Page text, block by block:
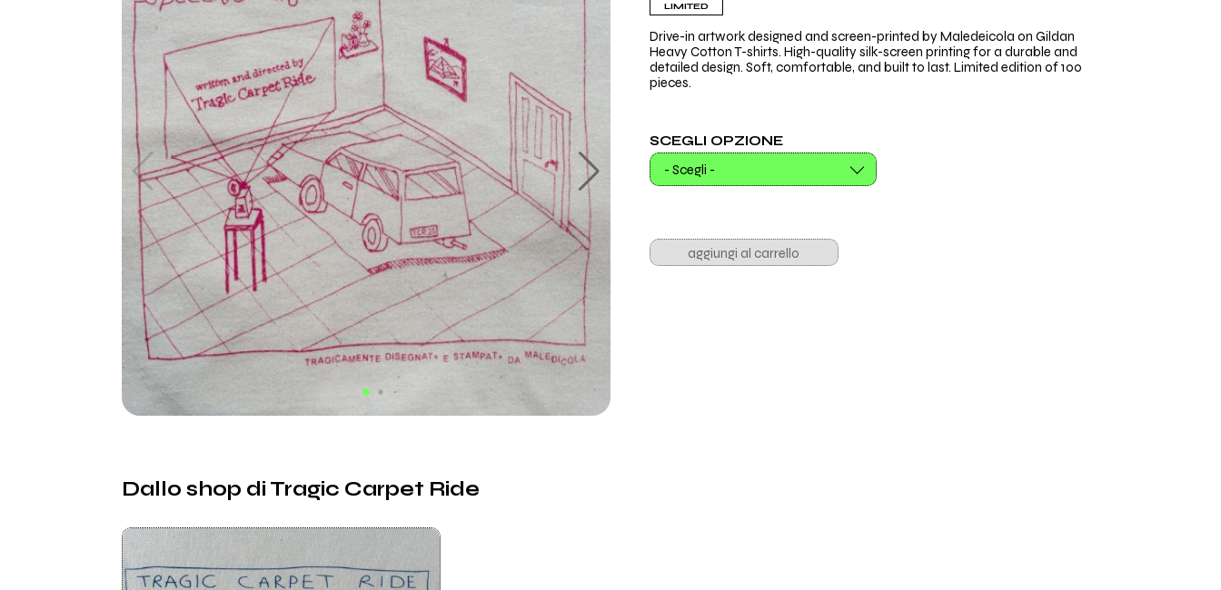
LIMITED
Drive-in artwork designed and screen-printed by Maledeicola on Gildan
Heavy Cotton T-shirts. High-quality silk-screen printing for a durable and
detailed design. Soft, comfortable, and built to last. Limited edition of 100
pieces.
SCEGLI OPZIONE
- Scegli -
aggiungi al carrello
Dallo shop di Tragic Carpet Ride